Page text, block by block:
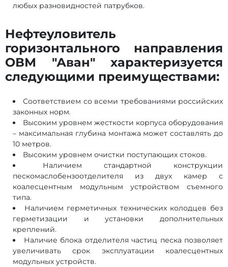
любых разновидностей патрубков.
Нефтеуловитель
горизонтального направления
ОВМ "Аван" характеризуется
следующими преимуществами:
Соответствием со всеми требованиями российских
законных норм.
Высоким уровнем жесткости корпуса оборудования
– максимальная глубина монтажа может составлять до
10 метров.
Высоким уровнем очистки поступающих стоков.
Наличием стандартной конструкции
пескомаслобензоотделителя из двух камер с
коалесцентным модульным устройством съемного
типа.
Наличием герметичных технических колодцев без
герметизации и установки дополнительных
креплений.
Наличие блока отделителя частиц песка позволяет
увеличивать срок эксплуатации коалесцентных
модульных устройств.